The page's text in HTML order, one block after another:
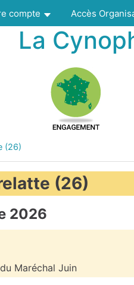
compte Accès
La
(26)
(26)
2026
Maréchal Juin